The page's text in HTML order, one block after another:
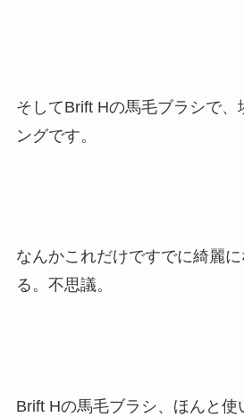
そしてBrift Hの馬毛ブラシで、
ングです。
なんかこれだけですでに綺麗
る。不思議。
Brift Hの馬毛ブラシ、ほんと